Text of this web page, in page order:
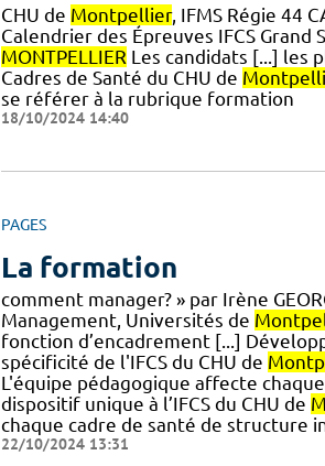
CHU de Montpellier, IFMS Régie 44
Calendrier des Épreuves IFCS Grand
MONTPELLIER Les candidats [...] les
Cadres de Santé du CHU de
se référer à la rubrique formation
18/10/2024 14:40
PAGES
La formation
comment manager? » par Irène
Management, Universités de
fonction d’encadrement [...]
spécificité de l'IFCS du CHU de
L'équipe pédagogique affecte
dispositif unique à l’IFCS du CHU de
chaque cadre de santé de structure
22/10/2024 13:31